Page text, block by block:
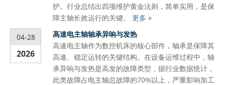
护。行业总结出四项维护黄金法则，简单实用，是保
障主轴长效运行的关键。 更多 »
04-28
2026
高速电主轴轴承异响与发热
高速电主轴作为数控机床的核心部件，轴承是保障其
高速、稳定运转的关键结构。在设备运维过程中，轴
承异响与发热是高发的故障类型，据行业数据统计，
此类故障占电主轴总故障的70%以上，严重影响加工